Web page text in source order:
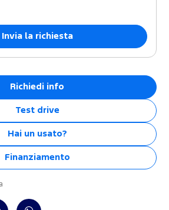
Richiedi info
Test drive
Hai un usato?
Finanziamento